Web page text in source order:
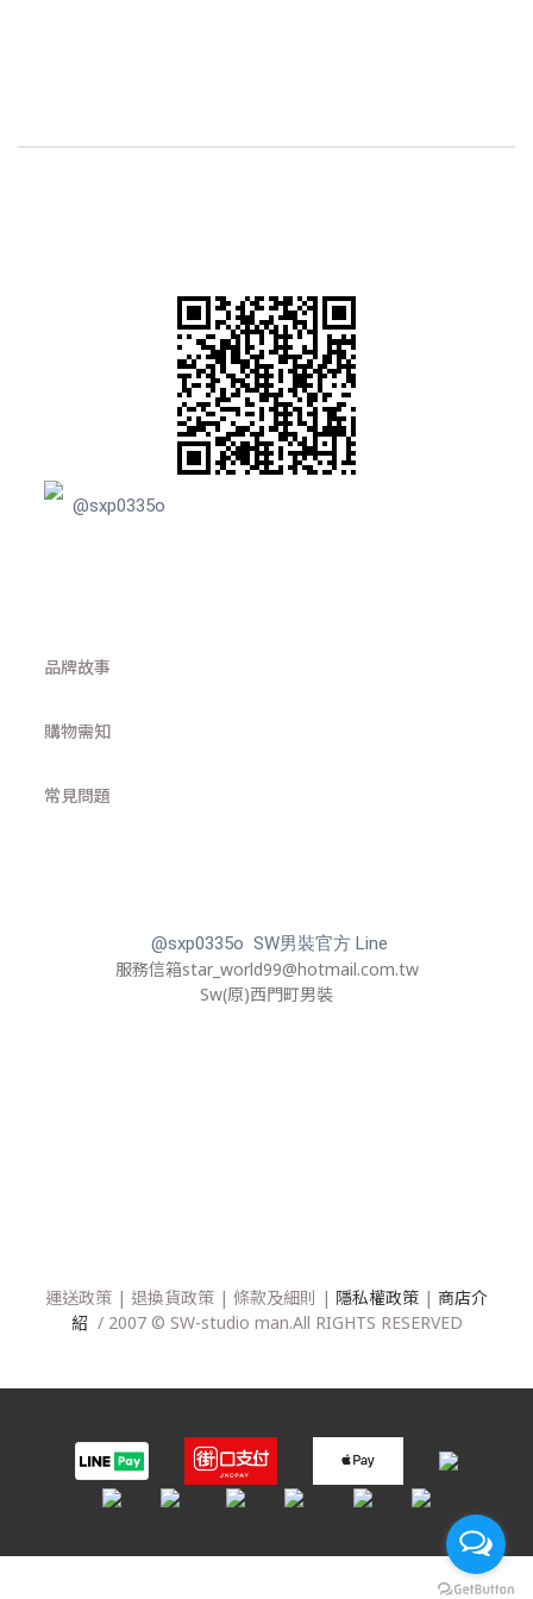
立即購買
@sxp0335o
品牌故事
購物需知
常見問題
@sxp0335o SW男裝官方 Line
服務信箱star_world99@hotmail.com.tw
Sw(原)西門町男裝
運送政策 | 退換貨政策 | 條款及細則 | 隱私權政策 | 商店介
紹 / 2007 © SW-studio man.All RIGHTS RESERVED